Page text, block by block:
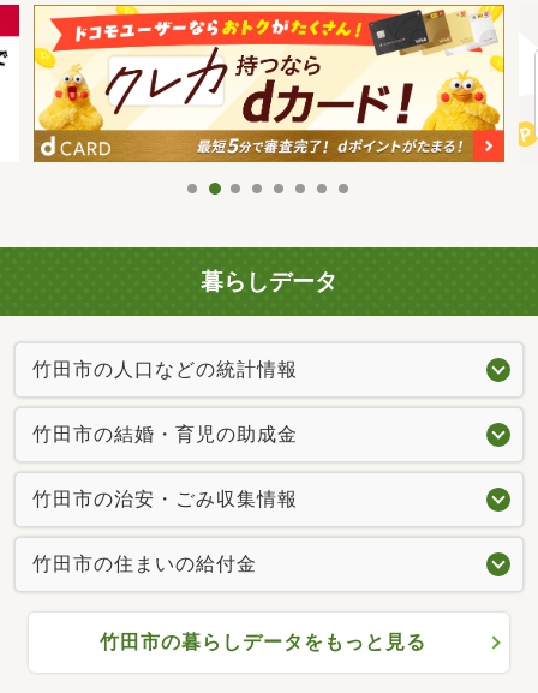
暮らしデータ
竹田市の人口などの統計情報
竹田市の結婚・育児の助成金
竹田市の治安・ごみ収集情報
竹田市の住まいの給付金
竹田市の暮らしデータをもっと見る